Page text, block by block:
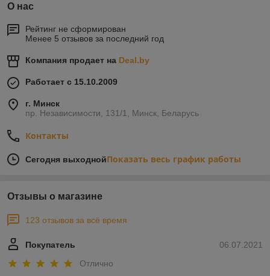
О нас
Рейтинг не сформирован
Менее 5 отзывов за последний год
Компания продает на Deal.by
Работает с 15.10.2009
г. Минск
пр. Независимости, 131/1, Минск, Беларусь
Контакты
Сегодня выходнойПоказать весь график работы
Отзывы о магазине
123 отзывов за всё время
06.07.2021
Покупатель
Отлично